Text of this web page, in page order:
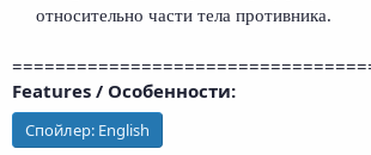
относительно части тела противника.
Features / Особенности:
Спойлер: English